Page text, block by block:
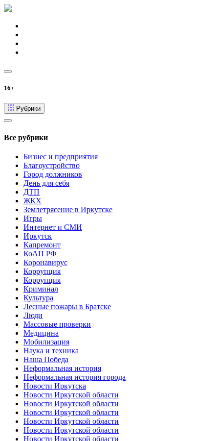
16+
Рубрики
Все рубрики
Бизнес и предприятия
Благоустройство
Город должников
День для себя
ДТП
ЖКХ
Землетрясение в Иркутске
Игры
Интернет и СМИ
Иркутск
Капремонт
КоАП РФ
Коронавирус
Коррупция
Коррупция
Криминал
Культура
Лесные пожары в Братске
Люди
Массовые проверки
Медицина
Мобилизация
Наука и техника
Наша Победа
Неформальная история
Неформальная история города
Новости Иркутска
Новости Иркутской области
Новости Иркутской области
Новости Иркутской области
Новости Иркутской области
Новости Иркутской области
Новости Иркутской области